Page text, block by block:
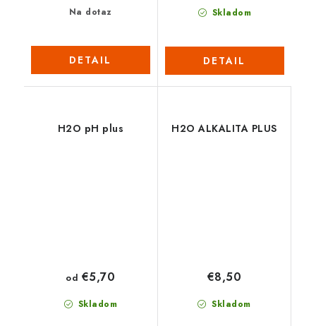
Na dotaz
DETAIL
Skladom
DETAIL
H2O pH plus
Skladom
od €5,70
H2O ALKALITA PLUS
Skladom
€8,50